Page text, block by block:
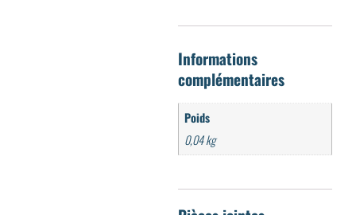
Informations
complémentaires
Poids
0,04 kg